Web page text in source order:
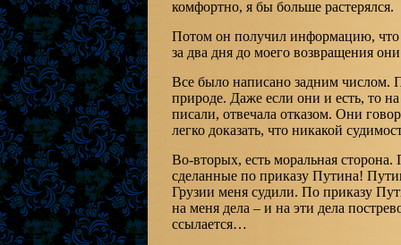
комфортно, я бы больше растерялся.
Потом он получил информацию, что
за два дня до моего возвращения
Все было написано задним числом.
природе. Даже если они и есть, то
писали, отвечала отказом. Они
легко доказать, что никакой
Во-вторых, есть моральная
сделанные по приказу Путина!
Грузии меня судили. По приказу
на меня дела – и на эти дела
ссылается…